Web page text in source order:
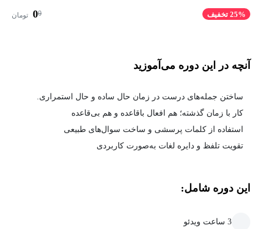
25% تخفیف 0
0 تومان
آنچه در این دوره می‌آموزید
ساختن جمله‌های درست در زمان حال ساده و حال استمراری.
کار با زمان گذشته؛ هم افعال باقاعده و هم بی‌قاعده
استفاده از کلمات پرسشی و ساخت سوال‌های طبیعی
تقویت تلفظ و دایره لغات به‌صورت کاربردی
این دوره شامل:
3 ساعت ویدئو